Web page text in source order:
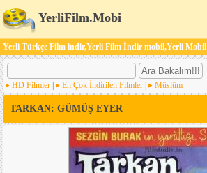
YerliFilm.Mobi
Yerli Türkçe Film indir,Yerli Film İndir mobil,Yerli Mobil
HD Filmler En Çok İndirilen Filmler Müslüm
TARKAN: GÜMÜŞ EYER